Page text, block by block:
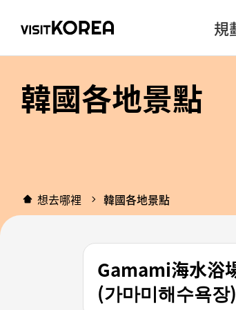
規
韓國各地景點
想去哪裡 韓國各地景點
Gamami海水浴
(가마미해수욕장)